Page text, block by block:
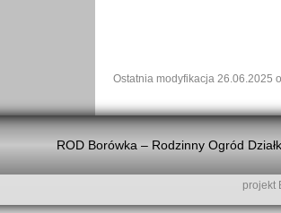
Ostatnia modyfikacja 26.06.2025
ROD Borówka – Rodzinny Ogród
projekt